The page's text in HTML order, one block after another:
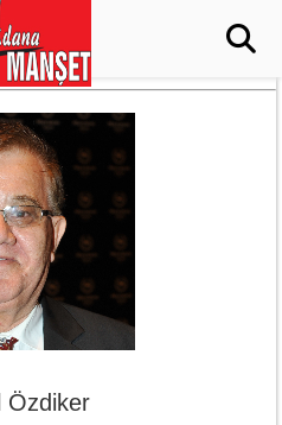
Özdiker